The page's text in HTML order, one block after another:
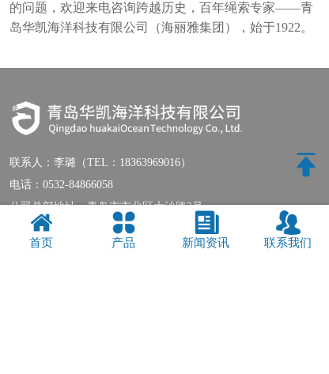
的问题，欢迎来电咨询跨越历史，百年绳索专家——青
岛华凯海洋科技有限公司（海丽雅集团），始于1922。
联系人：李璐（TEL：18363969016）
电话：0532-84866058
公司总部地址：青岛市市北区大沙路2号
公司工业园地址：青岛市城阳区双元路182号-1
首页 产品 新闻资讯 联系我们